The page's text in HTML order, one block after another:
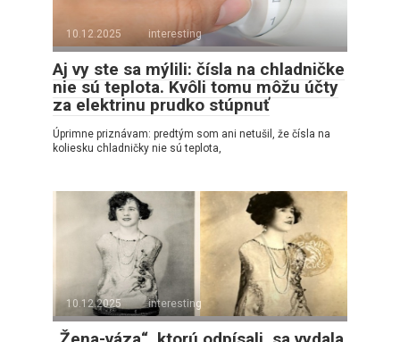
10.12.2025 interesting
Aj vy ste sa mýlili: čísla na chladničke
nie sú teplota. Kvôli tomu môžu účty
za elektrinu prudko stúpnuť
Úprimne priznávam: predtým som ani netušil, že čísla na
koliesku chladničky nie sú teplota,
10.12.2025 interesting